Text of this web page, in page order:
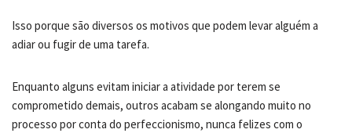
Isso porque são diversos os motivos que podem levar alguém a
adiar ou fugir de uma tarefa.
Enquanto alguns evitam iniciar a atividade por terem se
comprometido demais, outros acabam se alongando muito no
processo por conta do perfeccionismo, nunca felizes com o